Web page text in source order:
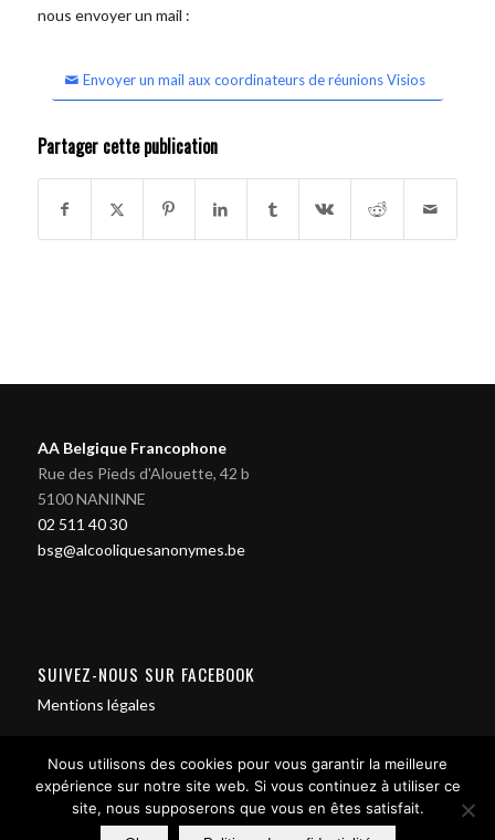
nous envoyer un mail :
Envoyer un mail aux coordinateurs de réunions Visios
Partager cette publication
AA Belgique Francophone
Rue des Pieds d'Alouette, 42 b
5100 NANINNE
02 511 40 30
bsg@alcooliquesanonymes.be
SUIVEZ-NOUS SUR FACEBOOK
Mentions légales
Nous utilisons des cookies pour vous garantir la meilleure
expérience sur notre site web. Si vous continuez à utiliser ce
site, nous supposerons que vous en êtes satisfait.
Contact us